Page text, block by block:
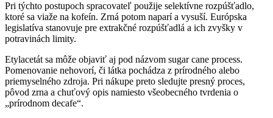
Pri týchto postupoch spracovateľ použije selektívne rozpúšťadlo,
ktoré sa viaže na kofeín. Zrná potom naparí a vysuší. Európska
legislatíva stanovuje pre extrakčné rozpúšťadlá a ich zvyšky v
potravinách limity.
Etylacetát sa môže objaviť aj pod názvom sugar cane process.
Pomenovanie nehovorí, či látka pochádza z prírodného alebo
priemyselného zdroja. Pri nákupe preto sledujte presný proces,
pôvod zrna a chuťový opis namiesto všeobecného tvrdenia o
„prírodnom decafe“.